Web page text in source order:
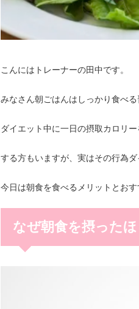
こんにはトレーナーの田中です。
みなさん朝ごはんはしっかり食べ
ダイエット中に一日の摂取カロリ
する方もいますが、実はその行為
今日は朝食を食べるメリットとお
なぜ朝食を摂った